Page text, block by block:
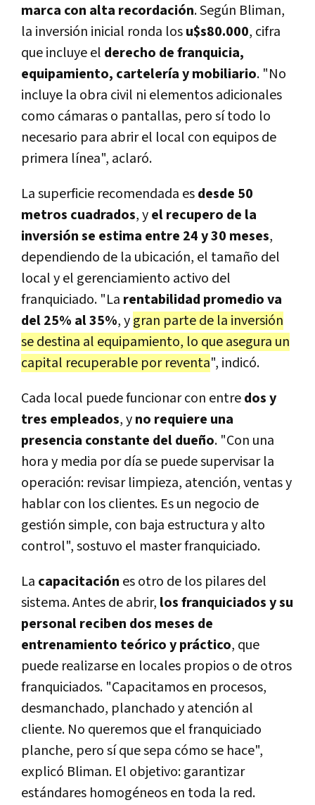
marca con alta recordación. Según Bliman,
la inversión inicial ronda losu$s80.000, cifra
que incluye el derecho de franquicia,
equipamiento, cartelería y mobiliario. "No
incluye la obra civil ni elementos adicionales
como cámaras o pantallas, pero sí todo lo
necesario para abrir el local con equipos de
primera línea", aclaró.
La superficie recomendada esdesde 50
metros cuadrados, yel recupero de la
inversión se estima entre 24 y 30 meses,
dependiendo de la ubicación, el tamaño del
local y el gerenciamiento activo del
franquiciado. "La rentabilidad promedio va
del 25% al 35%, ygran parte de la inversión
se destina al equipamiento, lo que asegura un
capital recuperable por reventa", indicó.
Cada local puede funcionar con entredos y
tres empleados, yno requiere una
presencia constante del dueño. "Con una
hora y media por día se puede supervisar la
operación: revisar limpieza, atención, ventas y
hablar con los clientes. Es un negocio de
gestión simple, con baja estructura y alto
control", sostuvo el master franquiciado.
La capacitación es otro de los pilares del
sistema. Antes de abrir, los franquiciados y su
personal reciben dos meses de
entrenamiento teórico y práctico, que
puede realizarse en locales propios o de otros
franquiciados. "Capacitamos en procesos,
desmanchado, planchado y atención al
cliente. No queremos que el franquiciado
planche, pero sí que sepa cómo se hace",
explicó Bliman. El objetivo: garantizar
estándares homogéneos en toda la red.